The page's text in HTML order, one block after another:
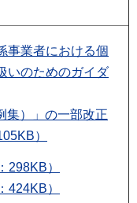
事業者における個
いのためのガイダ
集）」の一部改正
）
298KB）
424KB）